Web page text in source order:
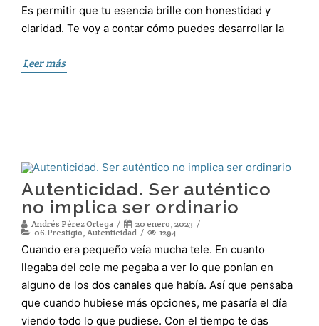
Es permitir que tu esencia brille con honestidad y
claridad. Te voy a contar cómo puedes desarrollar la
Leer más
Autenticidad. Ser auténtico
no implica ser ordinario
Andrés Pérez Ortega
20 enero, 2023
06.Prestigio Autenticidad 1294
Cuando era pequeño veía mucha tele. En cuanto
llegaba del cole me pegaba a ver lo que ponían en
alguno de los dos canales que había. Así que pensaba
que cuando hubiese más opciones, me pasaría el día
viendo todo lo que pudiese. Con el tiempo te das